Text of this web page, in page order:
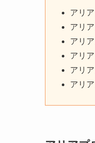
アリ
アリ
アリ
アリ
アリ
アリ